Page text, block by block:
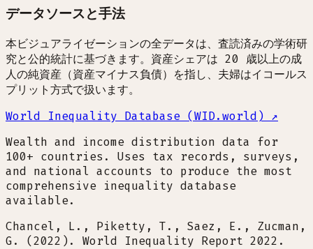
データソースと手法
本ビジュアライゼーションの全データは、査読済みの学術研
究と公的統計に基づきます。資産シェアは 20 歳以上の成
人の純資産（資産マイナス負債）を指し、夫婦はイコールス
プリット方式で扱います。
World Inequality Database (WID.world) ↗
Wealth and income distribution data for
100+ countries. Uses tax records, surveys,
and national accounts to produce the most
comprehensive inequality database
available.
Chancel, L., Piketty, T., Saez, E., Zucman,
G. (2022). World Inequality Report 2022.